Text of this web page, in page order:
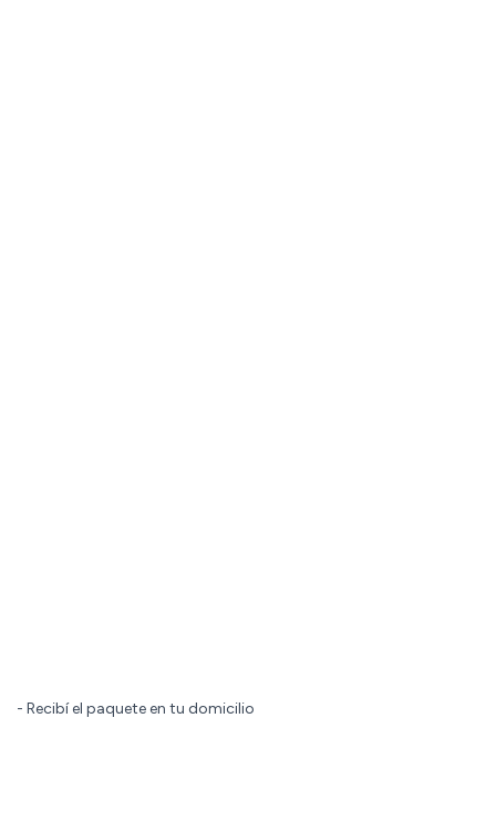
- Recibí el paquete en tu domicilio